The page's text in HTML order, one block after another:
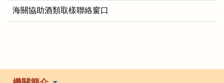
海關協助酒類取樣聯絡窗口